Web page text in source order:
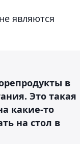
являются
в
Это такая
какие-то
на стол в